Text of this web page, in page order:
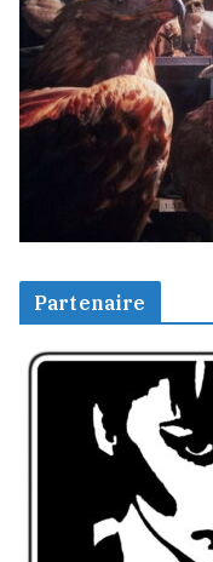
Partenaire